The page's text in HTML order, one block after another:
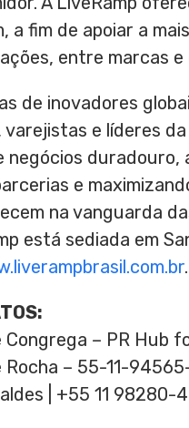
a fim de apoiar a
entre marcas
de inovadores
varejistas e líderes
negócios
e
na vanguarda
está sediada em
.
Congrega – PR Hub
Rocha – 55-11-
| +55 11 98280-